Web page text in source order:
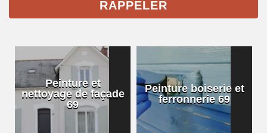
Peinture et
nettoyage de façade
69
Peinture boiserie et
ferronnerie 69